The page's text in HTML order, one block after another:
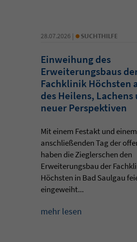
28.07.2026 | • SUCHTHILFE
Einweihung des
Erweiterungsbaus
Fachklinik Höchsten
des Heilens, Lachens
neuer Perspektiven
Mit einem Festakt und
anschließenden Tag der
haben die Zieglerschen den
Erweiterungsbau der
Höchsten in Bad Saulgau
eingeweiht...
mehr lesen